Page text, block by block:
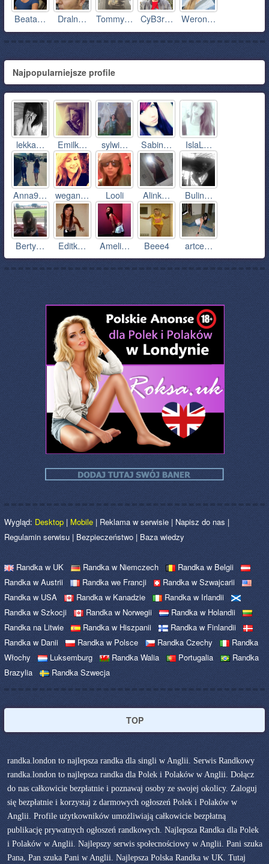
Beata… Draln… Tommy… CyB3r… Weron…
Najpopularniejsze profile
lekka… Emilk… sylwi… Sabin… IslaL…
Anna9… wegan… Looli Alink… Bulin…
Berty… Editk… Ameli… Beee4 artce…
Wygląd: Desktop | Mobile | Reklama w serwisie | Napisz do nas |
Regulamin serwisu | Bezpieczeństwo | Baza wiedzy
Randka w UK Randka w Niemczech
Randka w Belgii
Randka w Austrii
Randka we Francji
Randka w Szwajcarii
Randka w USA
Randka w Kanadzie
Randka w Irlandii
Randka w Szkocji
Randka w Norwegii
Randka w Holandii
Randka na Litwie
Randka w Hiszpanii
Randka w Finlandii
Randka w Danii
Randka w Polsce Randka Czechy
Randka
Włochy
Luksemburg Randka Walia Portugalia
Randka
Brazylia
Randka Szwecja
TOP
randka.london to najlepsza randka dla singli w Anglii. Serwis Randkowy
randka.london to najlepsza randka dla Polek i Polaków w Anglii. Dołącz
do nas całkowicie bezpłatnie i poznawaj osoby ze swojej okolicy. Zaloguj
się bezpłatnie i korzystaj z darmowych ogłoszeń Polek i Polaków w
Anglii. Profile użytkowników umożliwiają całkowicie bezpłatną
publikację prywatnych ogłoszeń randkowych. Najlepsza Randka dla Polek
i Polaków w Anglii. Najlepszy serwis społecnościowy w Anglii. Pani szuka
Pana, Pan szuka Pani w Anglii. Najlepsza Polska Randka w UK. Tutaj